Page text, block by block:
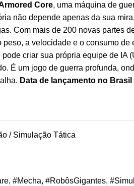
Core, uma máquina de
não depende apenas da sua
Com mais de 200 novas partes
a velocidade e o consumo
criar sua própria equipe de IA
É um jogo de guerra profunda,
Data de lançamento no Brasil
/ Simulação Tática
#Mecha, #RobôsGigantes,